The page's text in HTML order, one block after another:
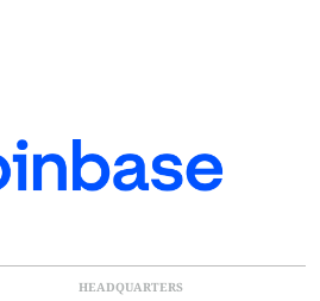
HEADQUARTERS